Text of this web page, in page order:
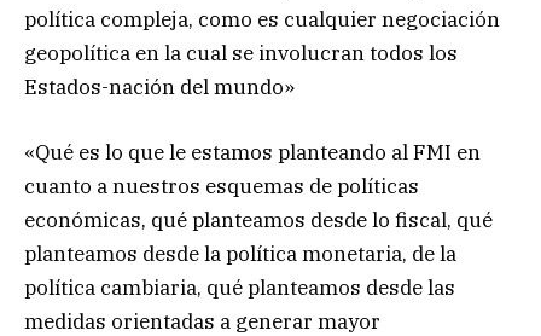
política compleja, como es cualquier negociación
geopolítica en la cual se involucran todos los
Estados-nación del mundo»
«Qué es lo que le estamos planteando al FMI en
cuanto a nuestros esquemas de políticas
económicas, qué planteamos desde lo fiscal, qué
planteamos desde la política monetaria, de la
política cambiaria, qué planteamos desde las
medidas orientadas a generar mayor